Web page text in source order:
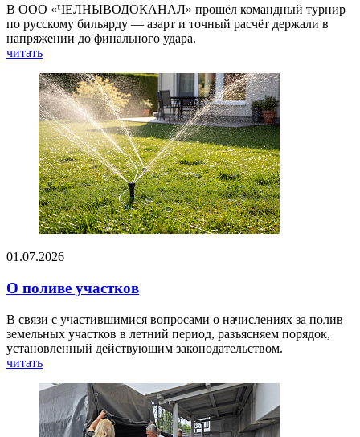
В ООО «ЧЕЛНЫВОДОКАНАЛ» прошёл командный турнир
по русскому бильярду — азарт и точный расчёт держали в
напряжении до финального удара.
читать
01.07.2026
О поливе участков
В связи с участившимися вопросами о начислениях за полив
земельных участков в летний период, разъясняем порядок,
установленный действующим законодательством.
читать